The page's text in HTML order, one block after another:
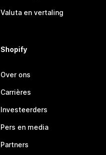
Valuta en vertaling
Shopify
Over ons
Carrières
Investeerders
Pers en media
Partners